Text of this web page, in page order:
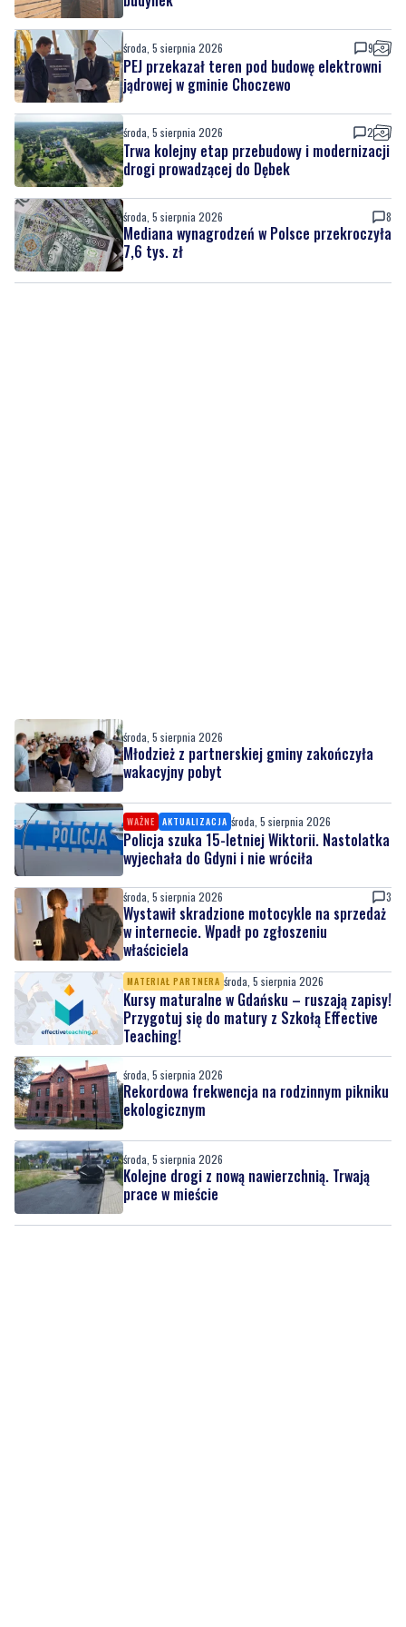
środa, 5 sierpnia 2026 9
PEJ przekazał teren pod budowę elektrowni
jądrowej w gminie Choczewo
środa, 5 sierpnia 2026 2
Trwa kolejny etap przebudowy i modernizacji
drogi prowadzącej do Dębek
środa, 5 sierpnia 2026 8
Mediana wynagrodzeń w Polsce przekroczyła
7,6 tys. zł
środa, 5 sierpnia 2026
Młodzież z partnerskiej gminy zakończyła
wakacyjny pobyt
WAŻNE AKTUALIZACJA środa, 5 sierpnia 2026
Policja szuka 15-letniej Wiktorii. Nastolatka
wyjechała do Gdyni i nie wróciła
środa, 5 sierpnia 2026 3
Wystawił skradzione motocykle na sprzedaż
w internecie. Wpadł po zgłoszeniu
właściciela
MATERIAŁ PARTNERA środa, 5 sierpnia 2026
Kursy maturalne w Gdańsku – ruszają zapisy!
Przygotuj się do matury z Szkołą Effective
Teaching!
środa, 5 sierpnia 2026
Rekordowa frekwencja na rodzinnym pikniku
ekologicznym
środa, 5 sierpnia 2026
Kolejne drogi z nową nawierzchnią. Trwają
prace w mieście